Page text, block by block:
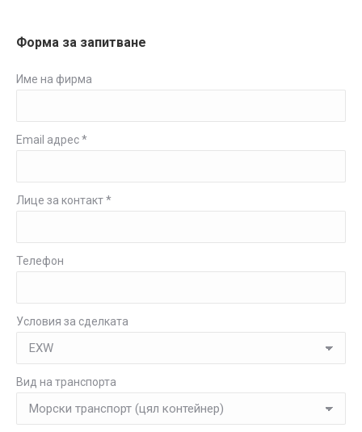
Форма за запитване
Име на фирма
Email адрес *
Лице за контакт *
Телефон
Условия за сделката
Вид на транспорта